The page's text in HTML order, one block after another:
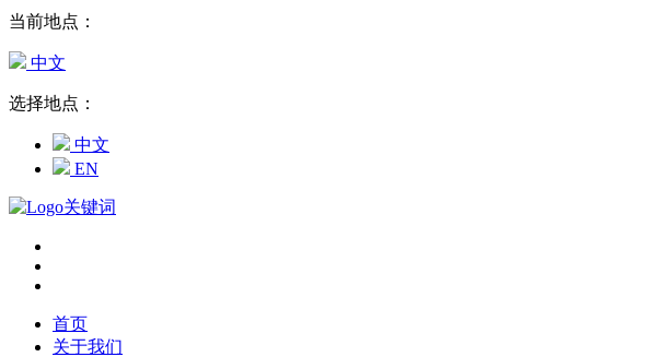
当前地点：
中文
选择地点：
中文
EN
首页
关于我们